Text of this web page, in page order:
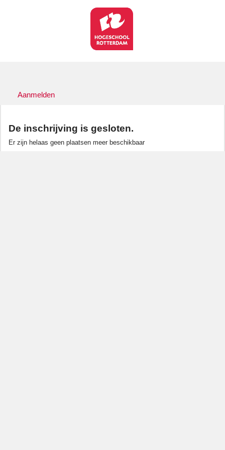
Aanmelden
De inschrijving is gesloten.
Er zijn helaas geen plaatsen meer beschikbaar